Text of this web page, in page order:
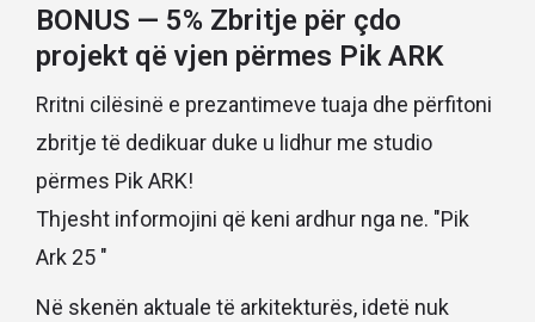
BONUS — 5% Zbritje për çdo
projekt që vjen përmes Pik ARK
Rritni cilësinë e prezantimeve tuaja dhe përfitoni
zbritje të dedikuar duke u lidhur me studio
përmes Pik ARK!
Thjesht informojini që keni ardhur nga ne. "Pik
Ark 25 "
Në skenën aktuale të arkitekturës, idetë nuk